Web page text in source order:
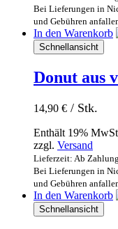
Bei Lieferungen in
und Gebühren
In den Warenkorb
Schnellansicht
Donut aus
14,90 € / Stk.
Enthält 19%
zzgl. Versand
Lieferzeit: Ab
Bei Lieferungen in
und Gebühren
In den Warenkorb
Schnellansicht